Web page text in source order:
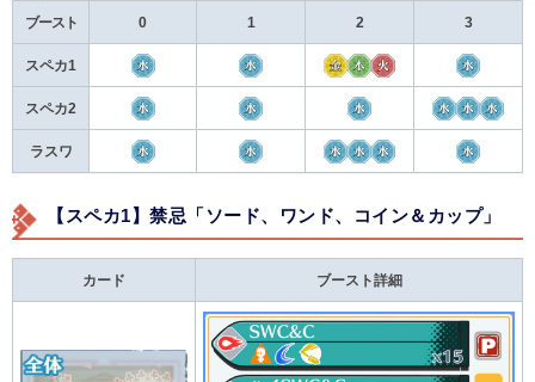
ブースト 0 1 2 3
スペカ1
スペカ2
ラスワ
【スペカ1】禁忌「ソード、ワンド、コイン＆カップ」
カード ブースト詳細